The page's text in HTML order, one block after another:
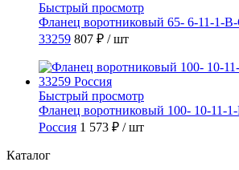
Быстрый просмотр
Фланец воротниковый 65- 6-11-1-
33259 807 ₽ / шт
Быстрый просмотр
Фланец воротниковый 100- 10-11-
Россия 1 573 ₽ / шт
Каталог